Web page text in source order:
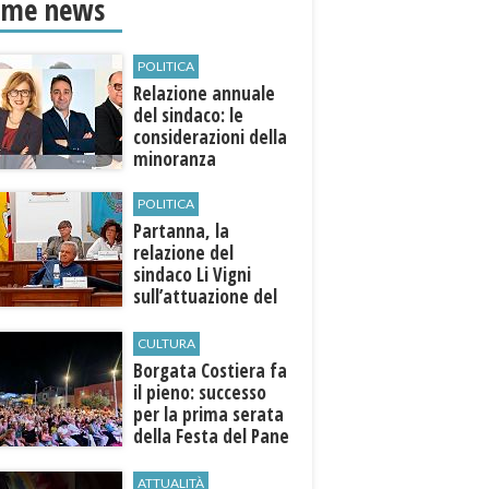
news
POLITICA
Relazione annuale
del sindaco: le
considerazioni della
minoranza
POLITICA
​Partanna, la
relazione del
sindaco Li Vigni
sull’attuazione del
CULTURA
​Borgata Costiera fa
il pieno: successo
per la prima serata
della Festa del Pane
ATTUALITÀ